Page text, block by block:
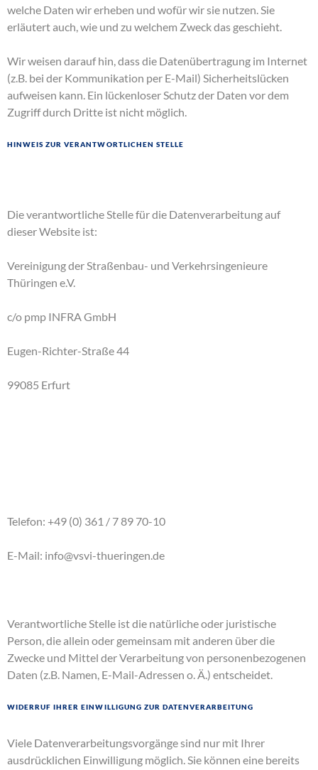
welche Daten wir erheben und wofür wir sie nutzen. Sie
erläutert auch, wie und zu welchem Zweck das geschieht.
Wir weisen darauf hin, dass die Datenübertragung im Internet
(z.B. bei der Kommunikation per E-Mail) Sicherheitslücken
aufweisen kann. Ein lückenloser Schutz der Daten vor dem
Zugriff durch Dritte ist nicht möglich.
Hinweis zur verantwortlichen Stelle
Die verantwortliche Stelle für die Datenverarbeitung auf
dieser Website ist:
Vereinigung der Straßenbau- und Verkehrsingenieure
Thüringen e.V.
c/o pmp INFRA GmbH
Eugen-Richter-Straße 44
99085 Erfurt
Telefon: +49 (0) 361 / 7 89 70-10
E-Mail: info@vsvi-thueringen.de
Verantwortliche Stelle ist die natürliche oder juristische
Person, die allein oder gemeinsam mit anderen über die
Zwecke und Mittel der Verarbeitung von personenbezogenen
Daten (z.B. Namen, E-Mail-Adressen o. Ä.) entscheidet.
Widerruf Ihrer Einwilligung zur Datenverarbeitung
Viele Datenverarbeitungsvorgänge sind nur mit Ihrer
ausdrücklichen Einwilligung möglich. Sie können eine bereits